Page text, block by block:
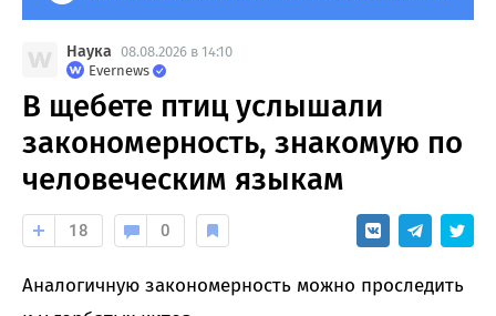
Наука 08.08.2026 в 14:10
Evernews
В щебете птиц услышали
закономерность, знакомую по
человеческим языкам
18 0
Аналогичную закономерность можно проследить